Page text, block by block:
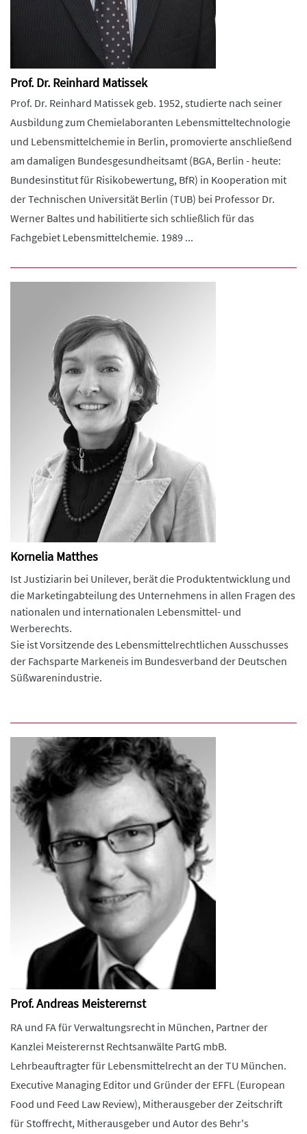
Prof. Dr. Reinhard Matissek
Prof. Dr. Reinhard Matissek geb. 1952, studierte nach seiner
Ausbildung zum Chemielaboranten Lebensmitteltechnologie
und Lebensmittelchemie in Berlin, promovierte anschließend
am damaligen Bundesgesundheitsamt (BGA, Berlin - heute:
Bundesinstitut für Risikobewertung, BfR) in Kooperation mit
der Technischen Universität Berlin (TUB) bei Professor Dr.
Werner Baltes und habilitierte sich schließlich für das
Fachgebiet Lebensmittelchemie. 1989 ...
Kornelia Matthes
Ist Justiziarin bei Unilever, berät die Produktentwicklung und
die Marketingabteilung des Unternehmens in allen Fragen des
nationalen und internationalen Lebensmittel- und
Werberechts.
Sie ist Vorsitzende des Lebensmittelrechtlichen Ausschusses
der Fachsparte Markeneis im Bundesverband der Deutschen
Süßwarenindustrie.
Prof. Andreas Meisterernst
RA und FA für Verwaltungsrecht in München, Partner der
Kanzlei Meisterernst Rechtsanwälte PartG mbB.
Lehrbeauftragter für Lebensmittelrecht an der TU München.
Executive Managing Editor und Gründer der EFFL (European
Food und Feed Law Review), Mitherausgeber der Zeitschrift
für Stoffrecht, Mitherausgeber und Autor des Behr's